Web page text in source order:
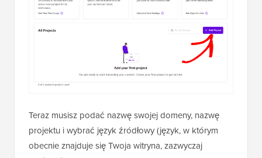
Teraz musisz podać nazwę swojej domeny, nazwę
projektu i wybrać język źródłowy (język, w którym
obecnie znajduje się Twoja witryna, zazwyczaj